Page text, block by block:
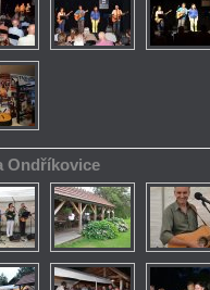
Ondříkovice